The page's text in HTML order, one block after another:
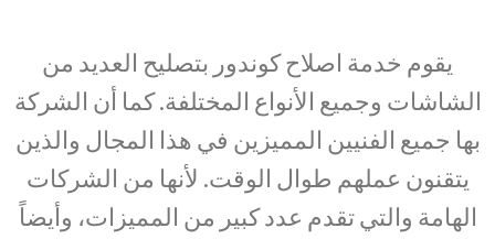
يقوم خدمة اصلاح كوندور بتصليح العديد من
الشاشات وجميع الأنواع المختلفة. كما أن الشركة
بها جميع الفنيين المميزين في هذا المجال والذين
يتقنون عملهم طوال الوقت. لأنها من الشركات
الهامة والتي تقدم عدد كبير من المميزات، وأيضاً